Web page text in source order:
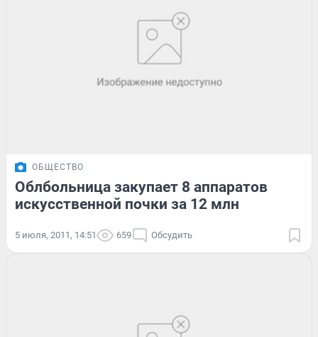
ОБЩЕСТВО
Облбольница закупает 8 аппаратов
искусственной почки за 12 млн
5 июля, 2011, 14:51 659 Обсудить